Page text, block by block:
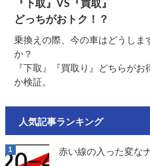
『下取』VS『買取』
どっちがおトク！？
乗換えの際、今の車はどうしま
か？
『下取』『買取り』どちらがお
か検証。
人気記事ランキング
赤い線の入った変な